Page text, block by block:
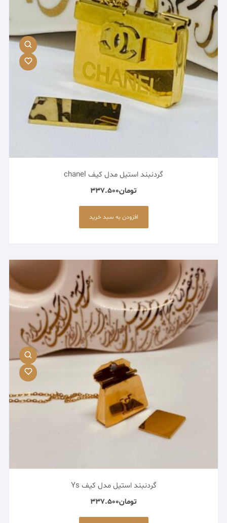
ممکن
است
در
صفحه
محصول
انتخاب
شوند
گردنبند استیل مدل کیف chanel
تومان337.500
افزودن به سبد خرید
گردنبند استیل مدل کیف Ys
تومان337.500